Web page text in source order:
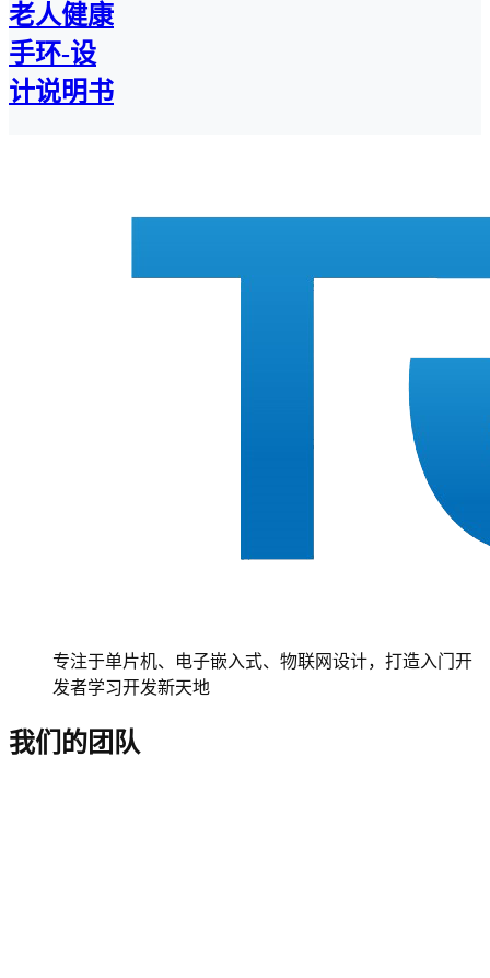
老人健康
手环-设
计说明书
专注于单片机、电子嵌入式、物联网设计，打造入门开
发者学习开发新天地
我们的团队